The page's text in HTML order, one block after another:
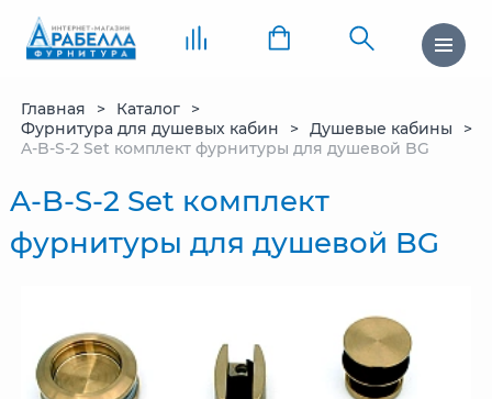
Главная
Каталог
Фурнитура для душевых кабин
Душевые кабины
A-B-S-2 Set комплект фурнитуры для душевой BG
A-B-S-2 Set комплект
фурнитуры для душевой BG